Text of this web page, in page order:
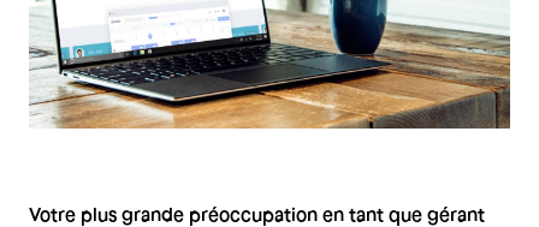
Votre plus grande préoccupation en tant que gérant